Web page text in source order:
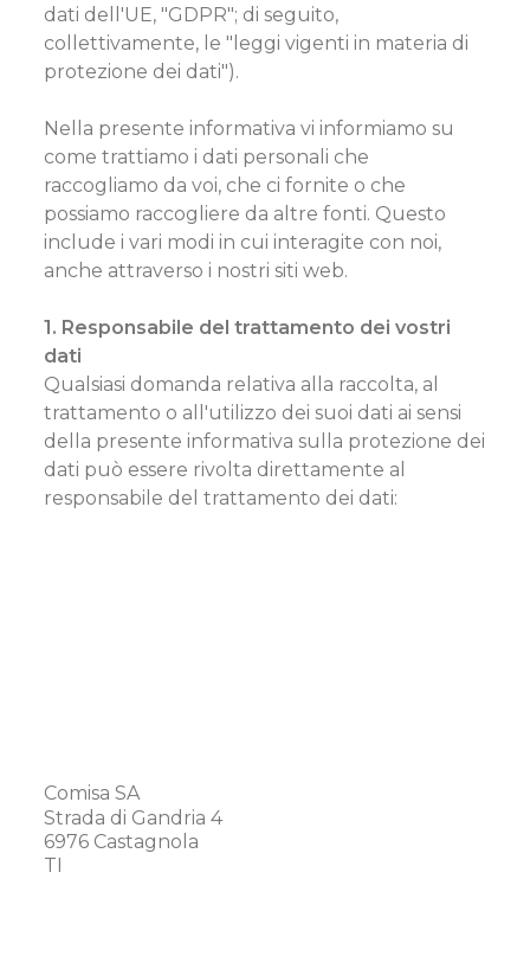
dati dell'UE, "GDPR"; di seguito,
collettivamente, le "leggi vigenti in materia di
protezione dei dati").
Nella presente informativa vi informiamo su
come trattiamo i dati personali che
raccogliamo da voi, che ci fornite o che
possiamo raccogliere da altre fonti. Questo
include i vari modi in cui interagite con noi,
anche attraverso i nostri siti web.
1. Responsabile del trattamento dei vostri
dati
Qualsiasi domanda relativa alla raccolta, al
trattamento o all'utilizzo dei suoi dati ai sensi
della presente informativa sulla protezione dei
dati può essere rivolta direttamente al
responsabile del trattamento dei dati:
Comisa SA
Strada di Gandria 4
6976 Castagnola
TI